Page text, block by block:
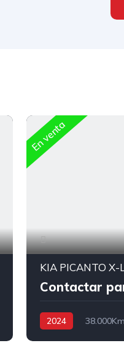
En venta
KIA PICANTO X-
Contactar
2024